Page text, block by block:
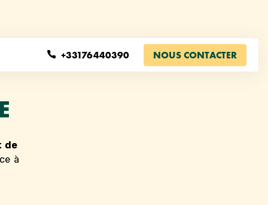
+33176440390 NOUS CONTACTER
de
à